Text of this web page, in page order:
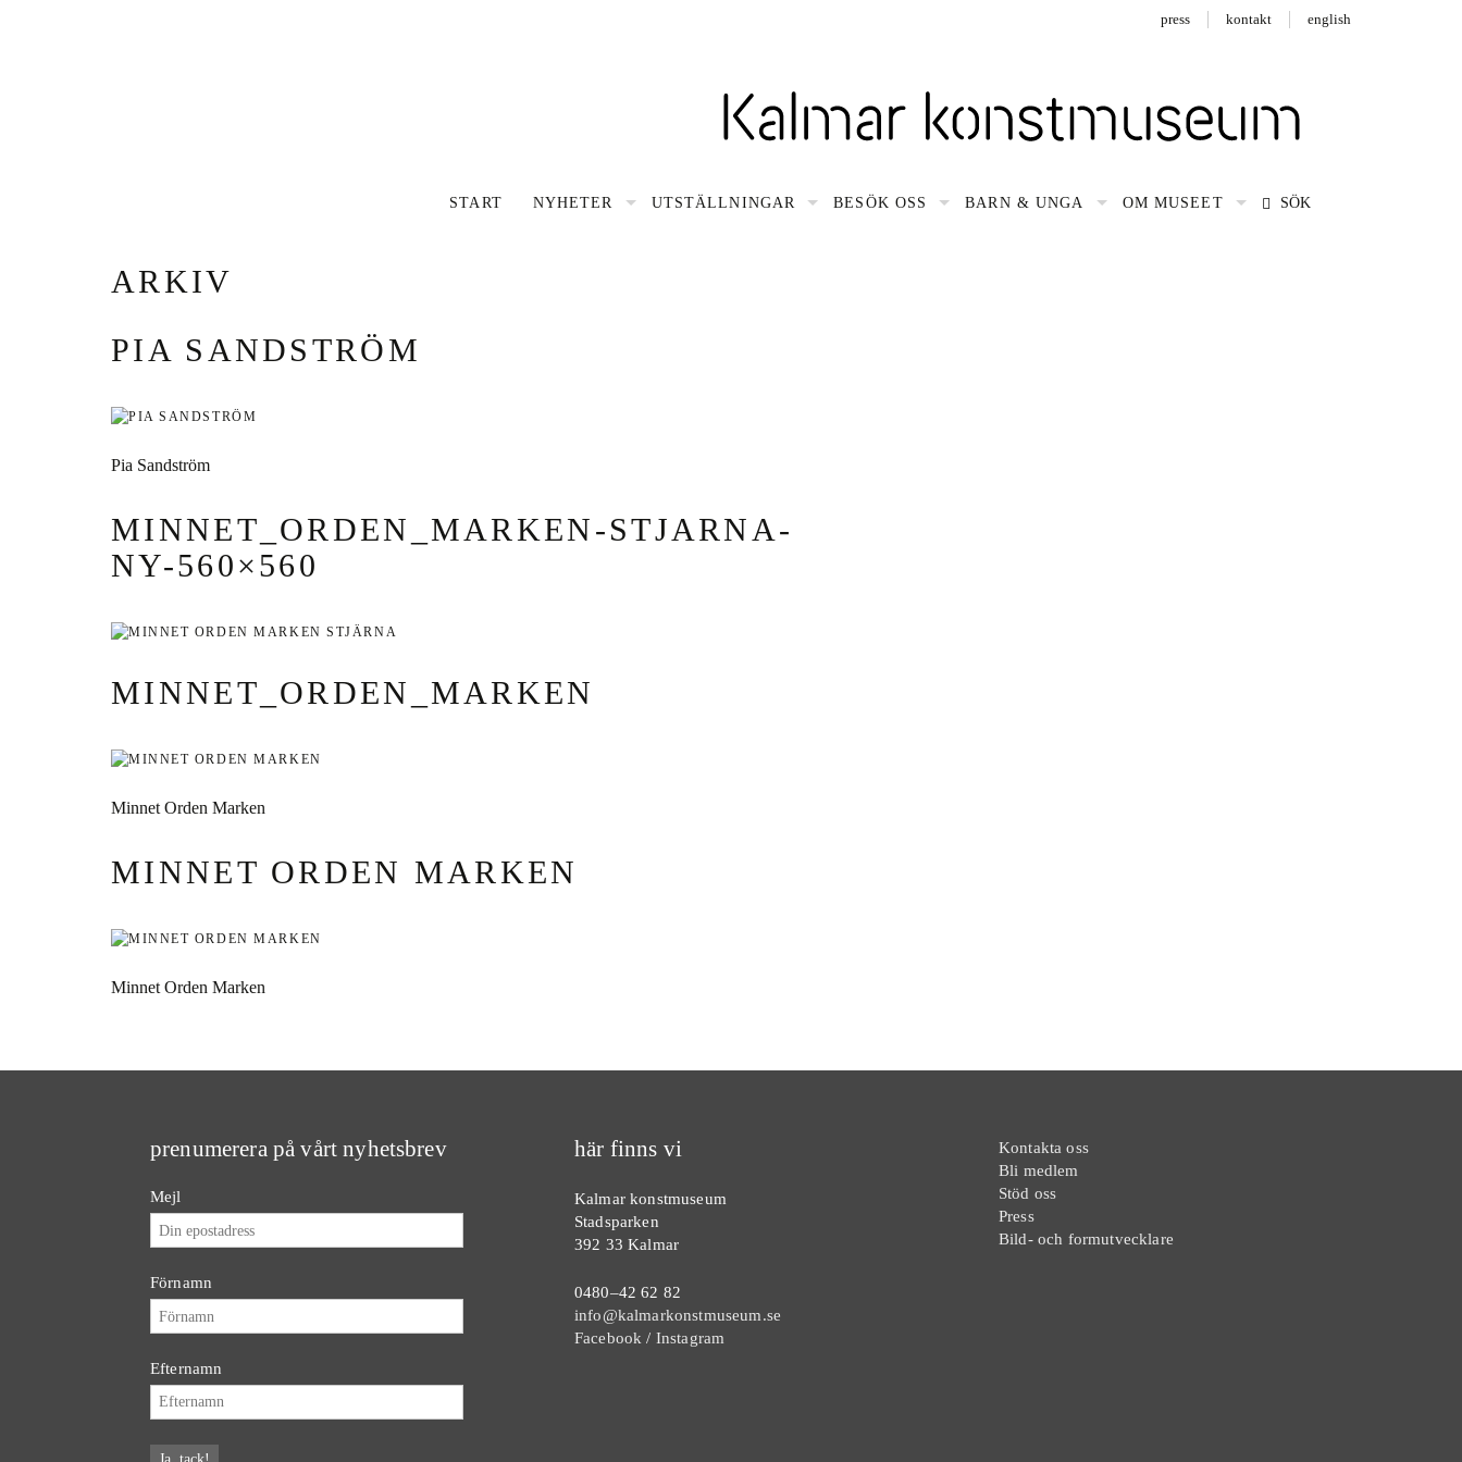
press kontakt english
START NYHETER UTSTÄLLNINGAR BESÖK OSS BARN & UNGA OM MUSEET SÖK
ARKIV
PIA SANDSTRÖM
Pia Sandström
MINNET_ORDEN_MARKEN-STJARNA-
NY-560×560
MINNET_ORDEN_MARKEN
Minnet Orden Marken
MINNET ORDEN MARKEN
Minnet Orden Marken
prenumerera på vårt nyhetsbrev
Mejl
Förnamn
Efternamn
här finns vi
Kalmar konstmuseum
Stadsparken
392 33 Kalmar
0480–42 62 82
info@kalmarkonstmuseum.se
Facebook / Instagram
Kontakta oss
Bli medlem
Stöd oss
Press
Bild- och formutvecklare